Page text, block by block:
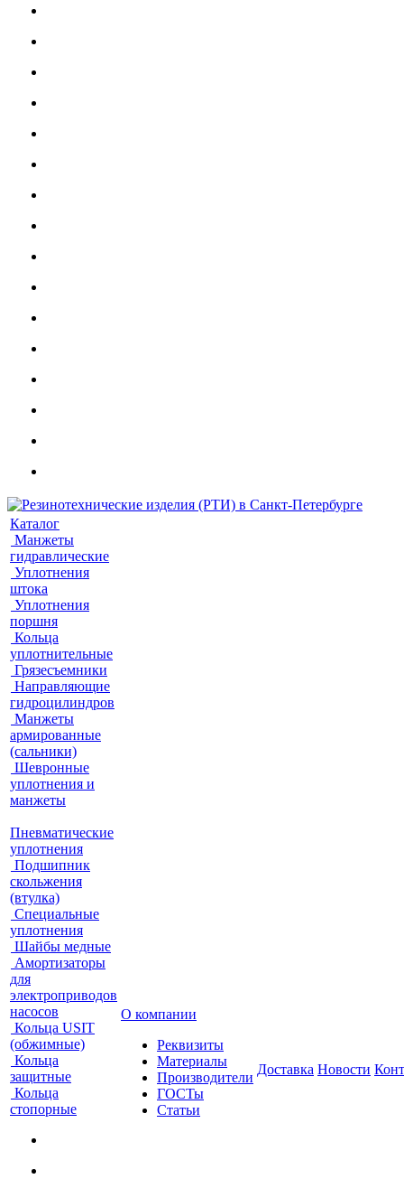
Каталог
Манжеты
гидравлические
Уплотнения
штока
Уплотнения
поршня
Кольца
уплотнительные
Грязесъемники
Направляющие
гидроцилиндров
Манжеты
армированные
(сальники)
Шевронные
уплотнения и
манжеты
Пневматические
уплотнения
Подшипник
скольжения
(втулка)
Специальные
уплотнения
Шайбы медные
Амортизаторы
для
электроприводов
насосов
Кольца USIT
(обжимные)
Кольца
защитные
Кольца
стопорные
О компании
Реквизиты
Материалы
Производители
ГОСТы
Статьи
Доставка Новости